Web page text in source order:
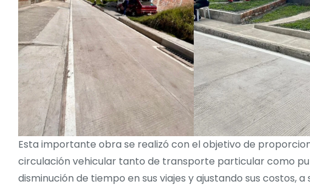
Esta importante obra se realizó con el objetivo de
circulación vehicular tanto de transporte particular como
disminución de tiempo en sus viajes y ajustando sus costos,